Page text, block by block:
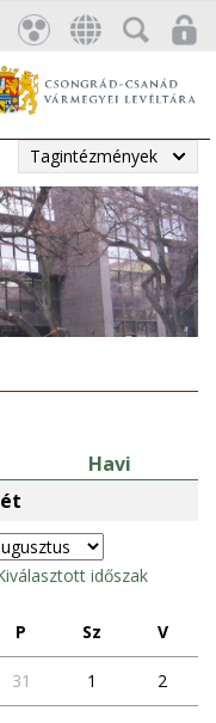
Tagintézmények
Havi
időszak
p sz v
31 1 2